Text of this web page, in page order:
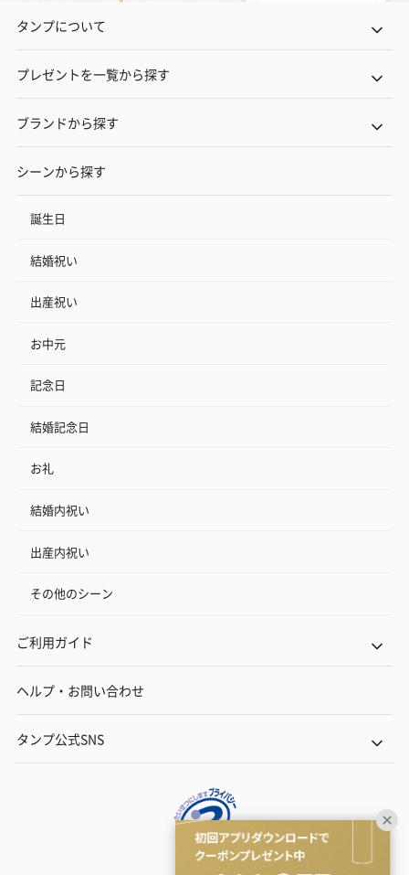
タンプについて
プレゼントを一覧から探す
ブランドから探す
シーンから探す
誕生日
結婚祝い
出産祝い
お中元
記念日
結婚記念日
お礼
結婚内祝い
出産内祝い
その他のシーン
ご利用ガイド
ヘルプ・お問い合わせ
タンプ公式SNS